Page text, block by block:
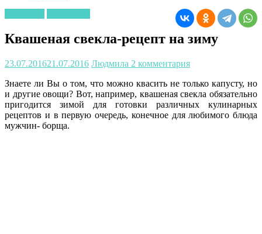
Квашеная свекла-рецепт на зиму
23.07.201621.07.2016 Людмила 2 комментария
Знаете ли Вы о том, что можно квасить не только капусту, но
и другие овощи? Вот, например, квашеная свекла обязательно
пригодится зимой для готовки различных кулинарных
рецептов и в первую очередь, конечное для любимого блюда
мужчин- борща.